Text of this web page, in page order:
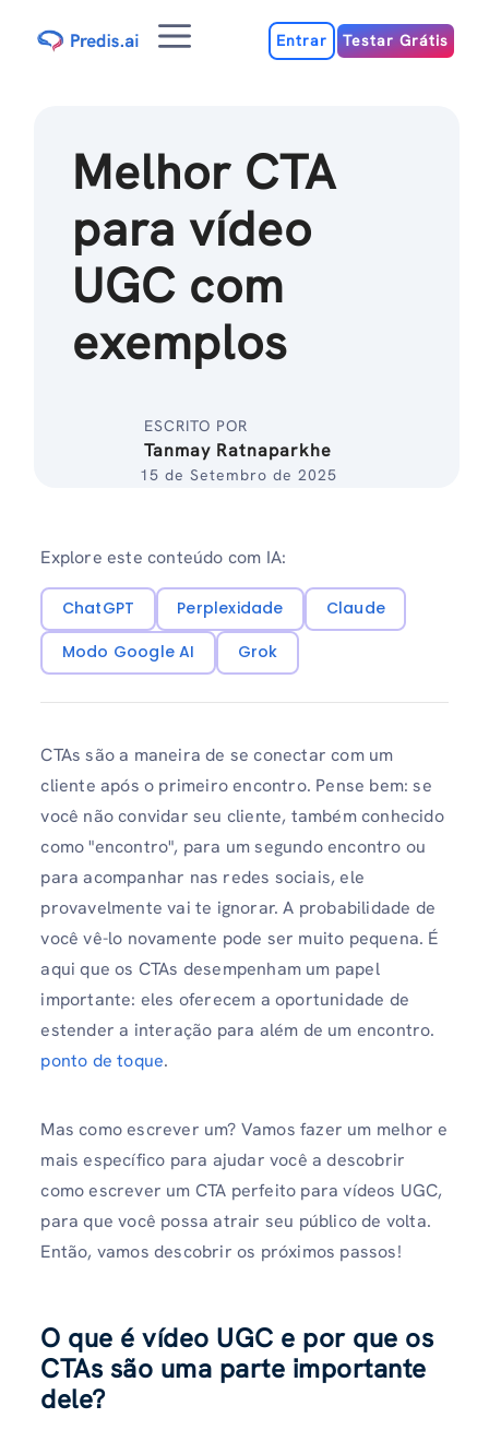
para
MenuEntrar Testar Grátis
Melhor CTA
para vídeo
UGC com
exemplos
ESCRITO POR
Tanmay Ratnaparkhe
15 de Setembro de 2025
Explore este conteúdo com IA:
ChatGPT Perplexidade
Claude
Modo Google AI
Grok
CTAs são a maneira de se conectar com um
cliente após o primeiro encontro. Pense bem: se
você não convidar seu cliente, também conhecido
como "encontro", para um segundo encontro ou
para acompanhar nas redes sociais, ele
provavelmente vai te ignorar. A probabilidade de
você vê-lo novamente pode ser muito pequena. É
aqui que os CTAs desempenham um papel
importante: eles oferecem a oportunidade de
estender a interação para além de um encontro.
ponto de toque.
Mas como escrever um? Vamos fazer um melhor e
mais específico para ajudar você a descobrir
como escrever um CTA perfeito para vídeos UGC,
para que você possa atrair seu público de volta.
Então, vamos descobrir os próximos passos!
O que é vídeo UGC e por que os
CTAs são uma parte importante
dele?